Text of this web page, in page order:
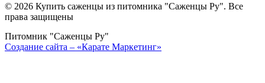
© 2026 Купить саженцы из питомника "Саженцы Ру". Все
права защищены
Питомник "Саженцы Ру"
Создание сайта – «Карате Маркетинг»